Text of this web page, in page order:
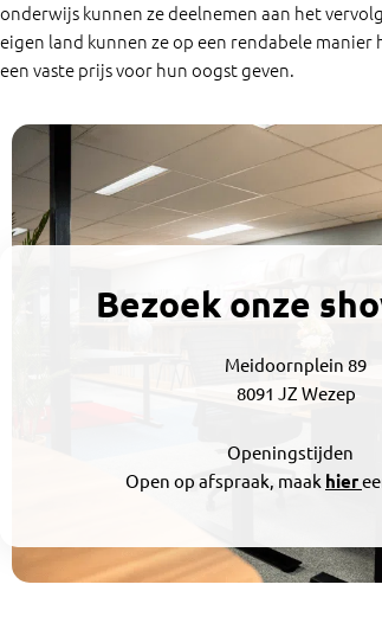
onderwijs kunnen ze deelnemen aan het
eigen land kunnen ze op een rendabele
een vaste prijs voor hun oogst geven.
Bezoek onze
Meidoornplein 89
8091 JZ Wezep
Openingstijden
Open op afspraak, maak hier